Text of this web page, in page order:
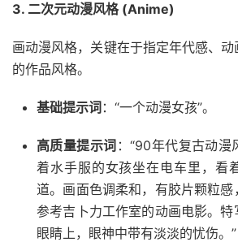
3. 二次元动漫风格 (Anime)
画动漫风格，关键在于指定年代感、
的作品风格。
基础提示词 ：“一个动漫女孩”。
高质量提示词 ：“90年代复古动
着水手服的女孩坐在电车里，看
道。画面色调柔和，有胶片颗粒
参考吉卜力工作室的动画电影。
眼睛上，眼神中带有淡淡的忧伤。”